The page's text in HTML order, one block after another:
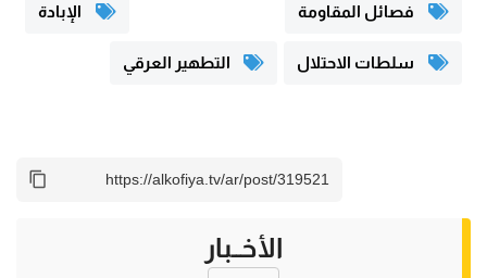
فصائل المقاومة الإبادة
سلطات الاحتلال التطهير العرقي
الأخــبار